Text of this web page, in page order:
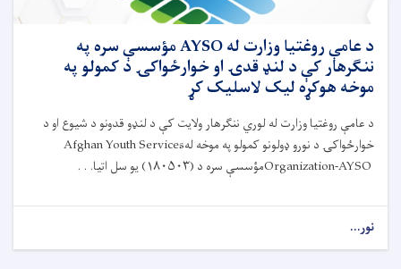
پېښو
ته
د
ځواب‌ویلو
نوبتي
ناسته
ترسره
شوه
د عامې روغتیا وزارت له AYSO مؤسسې سره په
ننګرهار کې د لنډ قدۍ او خوارځواکۍ د کمولو په
موخه هوکړه لیک لاسلیک کړ
د عامې روغتیا وزارت له لوري ننګرهار ولایت کې د لنډو قدونو د شيوع او د
خوارځواکۍ د نورو ډولونو کمولو په موخه لهAfghan Youth Services
Organization-AYSOمؤسسې سره د (۱۸۰۵۰۳) یو سل اتیا. . .
نور...
د